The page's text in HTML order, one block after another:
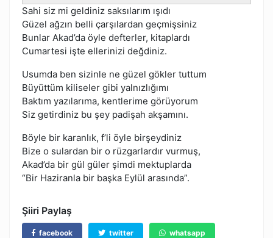
Sahi siz mi geldiniz saksılarım ışıdı
Güzel ağzın belli çarşılardan geçmişsiniz
Bunlar Akad’da öyle defterler, kitaplardı
Cumartesi işte ellerinizi değdiniz.
Usumda ben sizinle ne güzel gökler tuttum
Büyüttüm kiliseler gibi yalnızlığımı
Baktım yazılarıma, kentlerime görüyorum
Siz getirdiniz bu şey padişah akşamını.
Böyle bir karanlık, f’li öyle birşeydiniz
Bize o sulardan bir o rüzgarlardır vurmuş,
Akad’da bir gül güler şimdi mektuplarda
“Bir Haziranla bir başka Eylül arasında”.
Şiiri Paylaş
facebook twitter whatsapp